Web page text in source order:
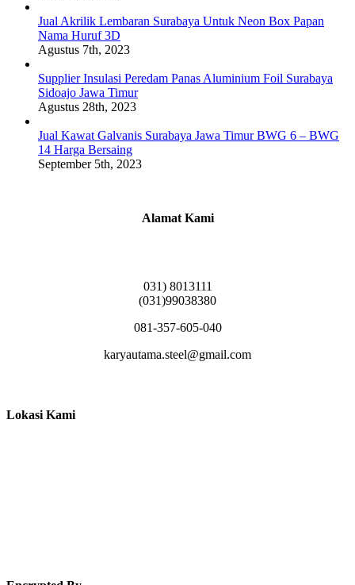
Jual Akrilik Lembaran Surabaya Untuk Neon Box Papan
Nama Huruf 3D
Agustus 7th, 2023
Supplier Insulasi Peredam Panas Aluminium Foil Surabaya
Sidoajo Jawa Timur
Agustus 28th, 2023
Jual Kawat Galvanis Surabaya Jawa Timur BWG 6 – BWG
14 Harga Bersaing
September 5th, 2023
Alamat Kami
031) 8013111
(031)99038380
081-357-605-040
karyautama.steel@gmail.com
Lokasi Kami